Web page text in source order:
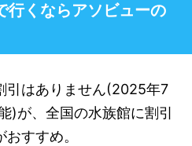
行くならアソビューの
引はありません(2025年7
)が、全国の水族館に割引
すすめ。